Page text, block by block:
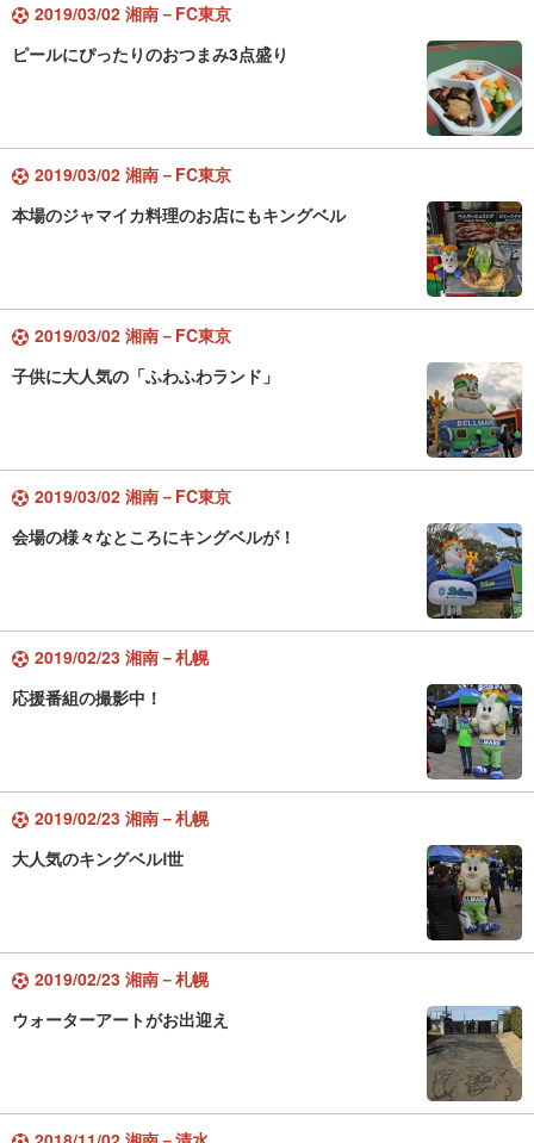
2019/03/02 湘南－FC東京
ピールにぴったりのおつまみ3点盛り
2019/03/02 湘南－FC東京
本場のジャマイカ料理のお店にもキングベル
2019/03/02 湘南－FC東京
子供に大人気の「ふわふわランド」
2019/03/02 湘南－FC東京
会場の様々なところにキングベルが！
2019/02/23 湘南－札幌
応援番組の撮影中！
2019/02/23 湘南－札幌
大人気のキングベルⅠ世
2019/02/23 湘南－札幌
ウォーターアートがお出迎え